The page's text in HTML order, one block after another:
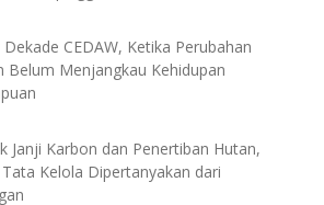
CEDAW, Ketika Perubahan
Belum Menjangkau Kehidupan
Janji Karbon dan Penertiban Hutan,
Kelola Dipertanyakan dari